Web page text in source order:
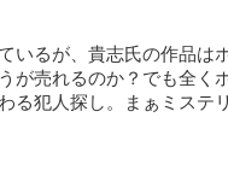
いるが、貴志氏の作品は
が売れるのか？でも全く
る犯人探し。まぁミステ